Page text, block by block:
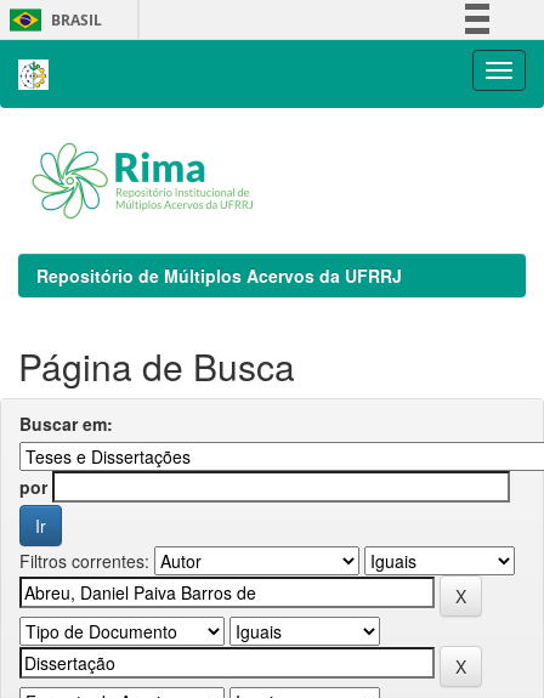
Skip
navigation
BRASIL
Repositório de Múltiplos Acervos da UFRRJ
Página de Busca
Buscar em:
por
Filtros correntes: